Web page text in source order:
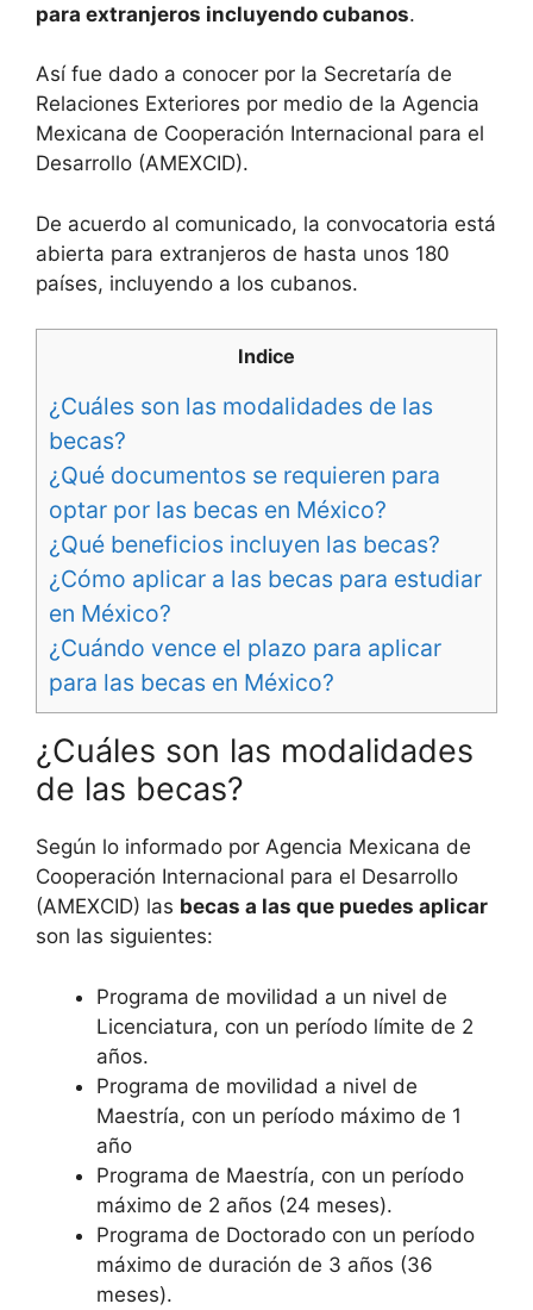
para extranjeros incluyendo cubanos.
Así fue dado a conocer por la Secretaría de
Relaciones Exteriores por medio de la Agencia
Mexicana de Cooperación Internacional para el
Desarrollo (AMEXCID).
De acuerdo al comunicado, la convocatoria está
abierta para extranjeros de hasta unos 180
países, incluyendo a los cubanos.
Indice
¿Cuáles son las modalidades de las
becas?
¿Qué documentos se requieren para
optar por las becas en México?
¿Qué beneficios incluyen las becas?
¿Cómo aplicar a las becas para estudiar
en México?
¿Cuándo vence el plazo para aplicar
para las becas en México?
¿Cuáles son las modalidades
de las becas?
Según lo informado por Agencia Mexicana de
Cooperación Internacional para el Desarrollo
(AMEXCID) las becas a las que puedes aplicar
son las siguientes:
Programa de movilidad a un nivel de
Licenciatura, con un período límite de 2
años.
Programa de movilidad a nivel de
Maestría, con un período máximo de 1
año
Programa de Maestría, con un período
máximo de 2 años (24 meses).
Programa de Doctorado con un período
máximo de duración de 3 años (36
meses).